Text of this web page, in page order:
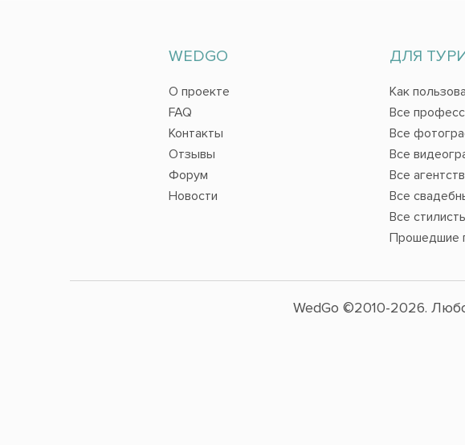
WEDGO
О проекте
FAQ
Контакты
Отзывы
Форум
Новости
ДЛЯ
Как
Все
Все
Все
Все
Все
Все
Прошедшие
WedGo ©2010-2026.